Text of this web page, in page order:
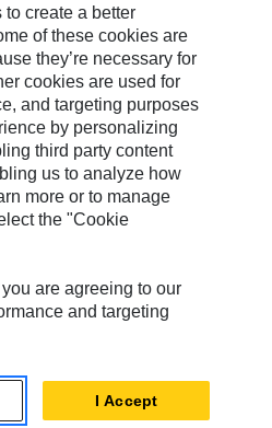
Reservados.
create a better
of these cookies are
they’re necessary for
cookies are used for
and targeting purposes
by personalizing
third party content
us to analyze how
more or to manage
the "Cookie
are agreeing to our
and targeting
I Accept